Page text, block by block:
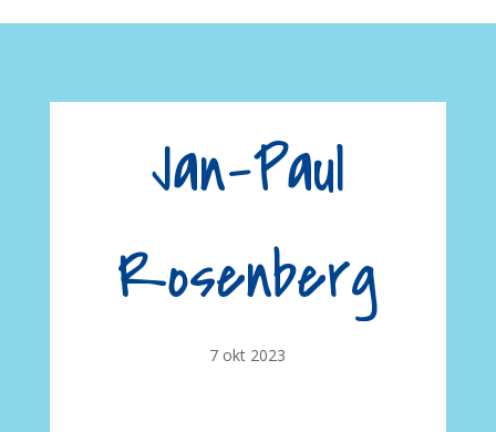
Jan-Paul
Rosenberg
7 okt 2023